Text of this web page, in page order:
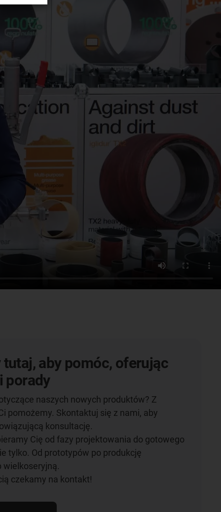
aby pomóc, oferując
porady
naszych nowych produktów? Z
pomożemy. Skontaktuj się z nami, aby
konsultację.
Cię od fazy projektowania do gotowego
tylko. Od prototypów po produkcję
wielkoseryjną.
czekamy na kontakt!